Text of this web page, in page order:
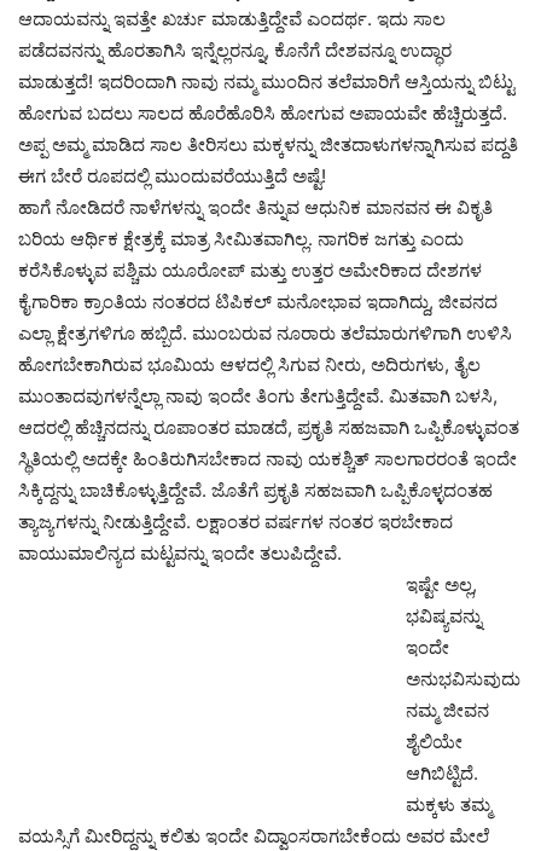
ಆದಾಯವನ್ನು ಇವತ್ತೇ ಖರ್ಚು ಮಾಡುತ್ತಿದ್ದೇವೆ ಎಂದರ್ಥ. ಇದು ಸಾಲ
ಪಡೆದವನನ್ನು ಹೊರತಾಗಿಸಿ ಇನ್ನೆಲ್ಲರನ್ನೂ, ಕೊನೆಗೆ ದೇಶವನ್ನೂ ಉದ್ಧಾರ
ಮಾಡುತ್ತದೆ! ಇದರಿಂದಾಗಿ ನಾವು ನಮ್ಮ ಮುಂದಿನ ತಲೆಮಾರಿಗೆ ಆಸ್ತಿಯನ್ನು ಬಿಟ್ಟು
ಹೋಗುವ ಬದಲು ಸಾಲದ ಹೊರೆಹೊರಿಸಿ ಹೋಗುವ ಅಪಾಯವೇ ಹೆಚ್ಚಿರುತ್ತದೆ.
ಅಪ್ಪ ಅಮ್ಮ ಮಾಡಿದ ಸಾಲ ತೀರಿಸಲು ಮಕ್ಕಳನ್ನು ಜೀತದಾಳುಗಳನ್ನಾಗಿಸುವ ಪದ್ದತಿ
ಈಗ ಬೇರೆ ರೂಪದಲ್ಲಿ ಮುಂದುವರೆಯುತ್ತಿದೆ ಅಷ್ಟೆ!
ಹಾಗೆ ನೋಡಿದರೆ ನಾಳೆಗಳನ್ನು ಇಂದೇ ತಿನ್ನುವ ಆಧುನಿಕ ಮಾನವನ ಈ ವಿಕೃತಿ
ಬರಿಯ ಆರ್ಥಿಕ ಕ್ಷೇತ್ರಕ್ಕೆ ಮಾತ್ರ ಸೀಮಿತವಾಗಿಲ್ಲ. ನಾಗರಿಕ ಜಗತ್ತು ಎಂದು
ಕರೆಸಿಕೊಳ್ಳುವ ಪಶ್ಚಿಮ ಯೂರೋಪ್ ಮತ್ತು ಉತ್ತರ ಅಮೇರಿಕಾದ ದೇಶಗಳ
ಕೈಗಾರಿಕಾ ಕ್ರಾಂತಿಯ ನಂತರದ ಟಿಪಿಕಲ್ ಮನೋಭಾವ ಇದಾಗಿದ್ದು, ಜೀವನದ
ಎಲ್ಲಾ ಕ್ಷೇತ್ರಗಳಿಗೂ ಹಬ್ಬಿದೆ. ಮುಂಬರುವ ನೂರಾರು ತಲೆಮಾರುಗಳಿಗಾಗಿ ಉಳಿಸಿ
ಹೋಗಬೇಕಾಗಿರುವ ಭೂಮಿಯ ಆಳದಲ್ಲಿ ಸಿಗುವ ನೀರು, ಅದಿರುಗಳು, ತೈಲ
ಮುಂತಾದವುಗಳನ್ನೆಲ್ಲಾ ನಾವು ಇಂದೇ ತಿಂಗು ತೇಗುತ್ತಿದ್ದೇವೆ. ಮಿತವಾಗಿ ಬಳಸಿ,
ಆದರಲ್ಲಿ ಹೆಚ್ಚಿನದನ್ನು ರೂಪಾಂತರ ಮಾಡದೆ, ಪ್ರಕೃತಿ ಸಹಜವಾಗಿ ಒಪ್ಪಿಕೊಳ್ಳುವಂತ
ಸ್ಥಿತಿಯಲ್ಲಿ ಅದಕ್ಕೇ ಹಿಂತಿರುಗಿಸಬೇಕಾದ ನಾವು ಯಕಶ್ಚಿತ್ ಸಾಲಗಾರರಂತೆ ಇಂದೇ
ಸಿಕ್ಕಿದ್ದನ್ನು ಬಾಚಿಕೊಳ್ಳುತ್ತಿದ್ದೇವೆ. ಜೊತೆಗೆ ಪ್ರಕೃತಿ ಸಹಜವಾಗಿ ಒಪ್ಪಿಕೊಳ್ಳದಂತಹ
ತ್ಯಾಜ್ಯಗಳನ್ನು ನೀಡುತ್ತಿದ್ದೇವೆ. ಲಕ್ಷಾಂತರ ವರ್ಷಗಳ ನಂತರ ಇರಬೇಕಾದ
ವಾಯುಮಾಲಿನ್ಯದ ಮಟ್ಟವನ್ನು ಇಂದೇ ತಲುಪಿದ್ದೇವೆ.
ಇಷ್ಟೇ ಅಲ್ಲ,
ಭವಿಷ್ಯವನ್ನು
ಇಂದೇ
ಅನುಭವಿಸುವುದು
ನಮ್ಮ ಜೀವನ
ಶೈಲಿಯೇ
ಆಗಿಬಿಟ್ಟಿದೆ.
ಮಕ್ಕಳು ತಮ್ಮ
ವಯಸ್ಸಿಗೆ ಮೀರಿದ್ದನ್ನು ಕಲಿತು ಇಂದೇ ವಿದ್ವಾಂಸರಾಗಬೇಕೆಂದು ಅವರ ಮೇಲೆ